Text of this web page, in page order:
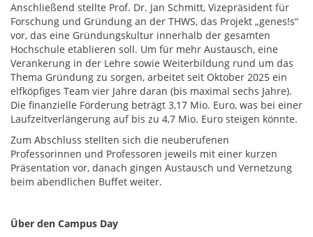
Anschließend stellte Prof. Dr. Jan Schmitt, Vizepräsident für
Forschung und Gründung an der THWS, das Projekt „genes!s“
vor, das eine Gründungskultur innerhalb der gesamten
Hochschule etablieren soll. Um für mehr Austausch, eine
Verankerung in der Lehre sowie Weiterbildung rund um das
Thema Gründung zu sorgen, arbeitet seit Oktober 2025 ein
elfköpfiges Team vier Jahre daran (bis maximal sechs Jahre).
Die finanzielle Förderung beträgt 3,17 Mio. Euro, was bei einer
Laufzeitverlängerung auf bis zu 4,7 Mio. Euro steigen könnte.
Zum Abschluss stellten sich die neuberufenen
Professorinnen und Professoren jeweils mit einer kurzen
Präsentation vor, danach gingen Austausch und Vernetzung
beim abendlichen Buffet weiter.
Über den Campus Day